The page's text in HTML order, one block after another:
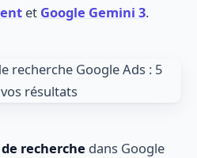
et Google Gemini 3.
recherche dans Google